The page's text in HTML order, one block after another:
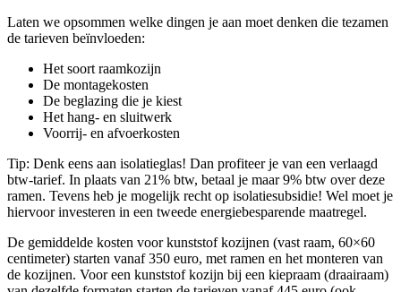
Laten we opsommen welke dingen je aan moet denken die tezamen
de tarieven beïnvloeden:
Het soort raamkozijn
De montagekosten
De beglazing die je kiest
Het hang- en sluitwerk
Voorrij- en afvoerkosten
Tip: Denk eens aan isolatieglas! Dan profiteer je van een verlaagd
btw-tarief. In plaats van 21% btw, betaal je maar 9% btw over deze
ramen. Tevens heb je mogelijk recht op isolatiesubsidie! Wel moet je
hiervoor investeren in een tweede energiebesparende maatregel.
De gemiddelde kosten voor kunststof kozijnen (vast raam, 60×60
centimeter) starten vanaf 350 euro, met ramen en het monteren van
de kozijnen. Voor een kunststof kozijn bij een kiepraam (draairaam)